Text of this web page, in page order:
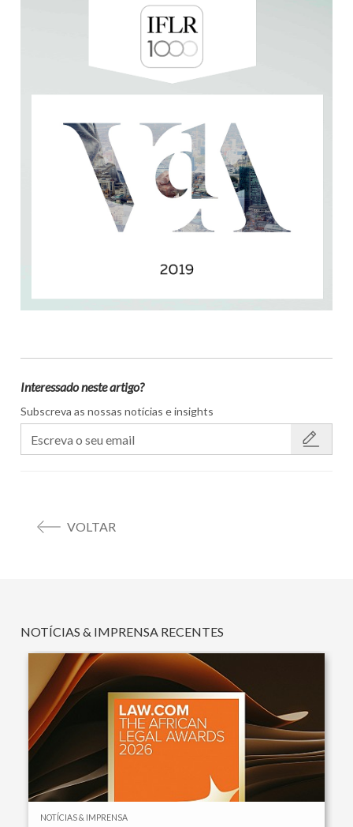
Interessado neste artigo?
Subscreva as nossas notícias e insights
VOLTAR
NOTÍCIAS & IMPRENSA RECENTES
NOTÍCIAS & IMPRENSA